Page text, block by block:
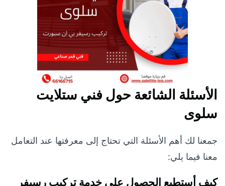
الأسئلة الشائعة حول فني ستلايت
سلوى
جمعنا لك أهم الأسئلة التي تحتاج إلى معرفتها عند التعامل
معنا فيما يلي:
كيف أستطيع الحصول على خدمة تركيب رسيفر